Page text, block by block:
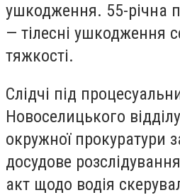
ушкодження. 55-річна
— тілесні ушкодження
тяжкості.
Слідчі під
Новоселицького
окружної прокуратури
досудове
акт щодо водія